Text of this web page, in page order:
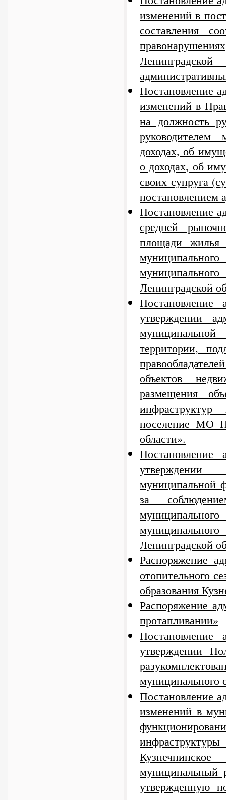
изменений в
составления
Постановление
изменений в
на должность
доходах, об
о доходах, об
своих супруга
постановлением
Постановление
средней
площади жилья
Ленинградской
утверждении
территории,
объектов
размещения
поселение МО
области».
утверждении
муниципальной
за
Ленинградской
Распоряжение
отопительного
образования
Распоряжение
протапливании»
утверждении
муниципального
Постановление
изменений в
муниципальный
утвержденную